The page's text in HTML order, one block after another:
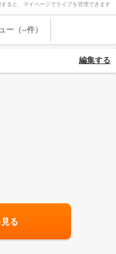
ると、マイページでライブを管理できます
ー（--件）
編集する
る